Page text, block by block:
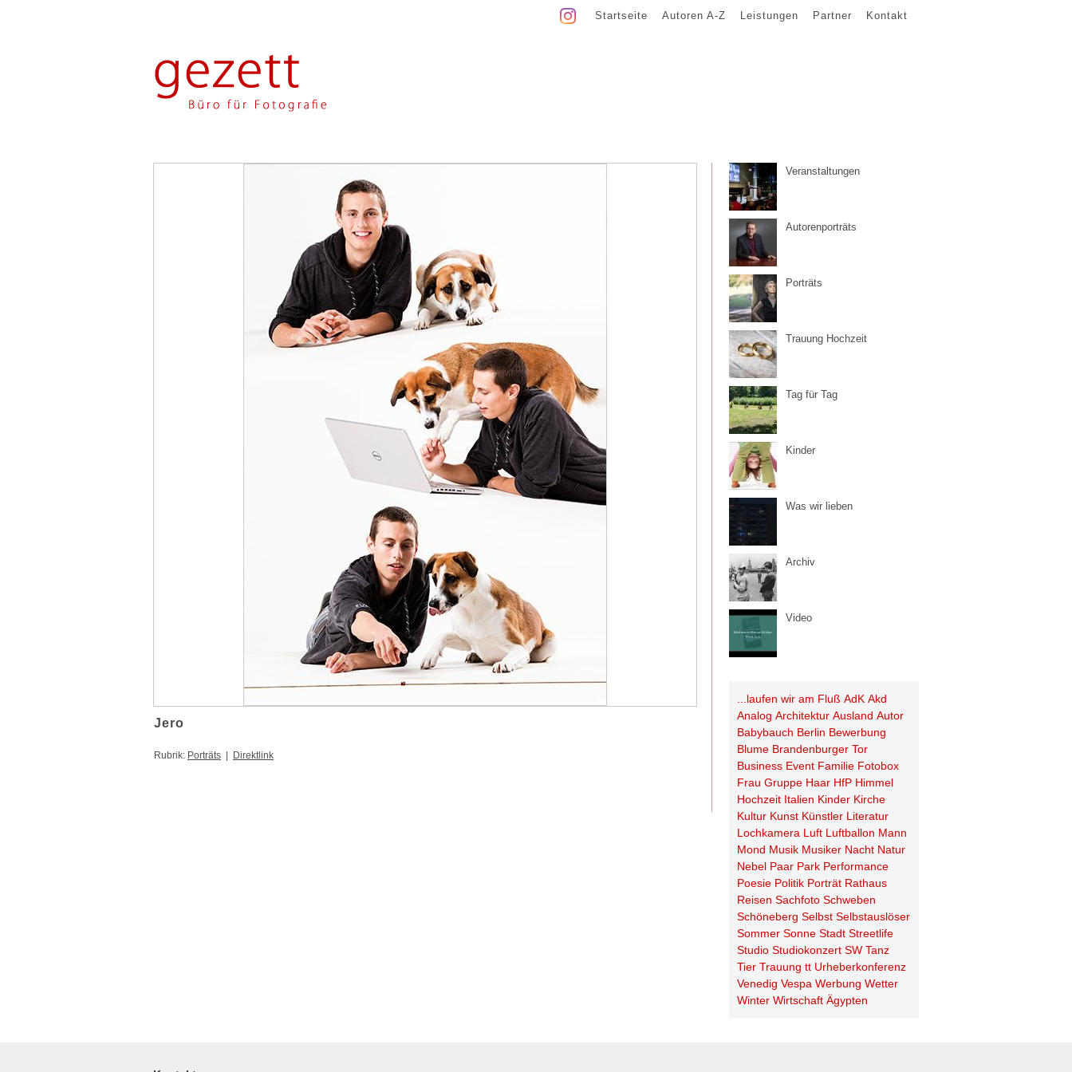
Startseite Autoren A-Z Leistungen Partner Kontakt
Jero
Rubrik: Porträts Direktlink
Veranstaltungen
Autorenporträts
Porträts
Trauung Hochzeit
Tag für Tag
Kinder
Was wir lieben
Archiv
Video
...laufen wir am Fluß AdK Akd
Analog Architektur Ausland Autor
Babybauch Berlin Bewerbung
Blume Brandenburger Tor
Business Event Familie Fotobox
Frau Gruppe Haar HfP Himmel
Hochzeit Italien Kinder Kirche
Kultur Kunst Künstler Literatur
Lochkamera Luft Luftballon Mann
Mond Musik Musiker Nacht Natur
Nebel Paar Park Performance
Poesie Politik Porträt Rathaus
Reisen Sachfoto Schweben
Schöneberg Selbst Selbstauslöser
Sommer Sonne Stadt Streetlife
Studio Studiokonzert SW Tanz
Tier Trauung tt Urheberkonferenz
Venedig Vespa Werbung Wetter
Winter Wirtschaft Ägypten